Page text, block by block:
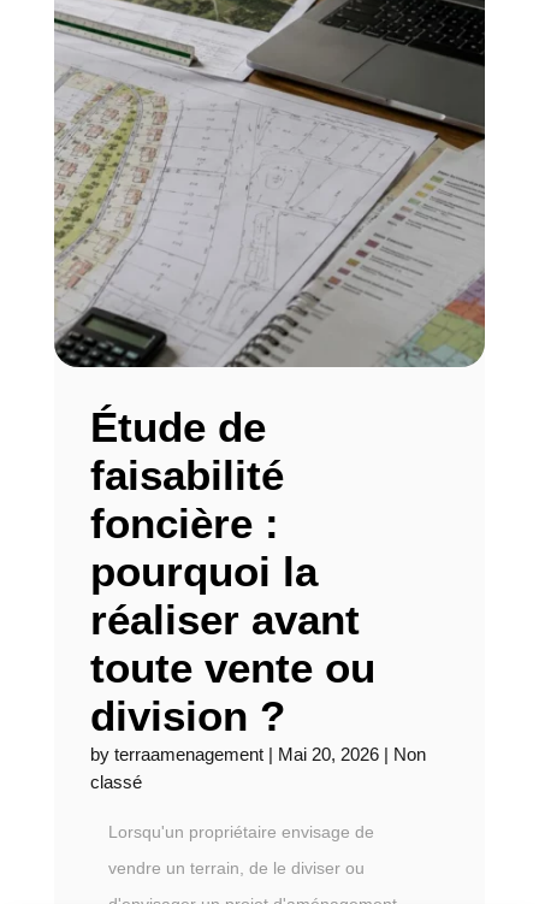
Étude de
faisabilité
foncière :
pourquoi la
réaliser avant
toute vente ou
division ?
by terraamenagement| Mai 20, 2026| Non
classé
Lorsqu'un propriétaire envisage de
vendre un terrain, de le diviser ou